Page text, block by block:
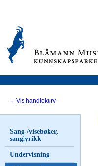
→ Vis handlekurv
Sang-/visebøker,
sanglyrikk
Undervisning